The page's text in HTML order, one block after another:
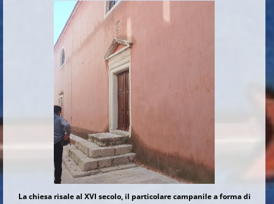
La chiesa risale al XVI secolo, il particolare campanile a forma di